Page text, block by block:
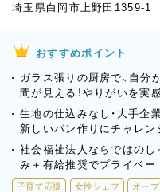
埼玉県白岡市上野田1359-1
おすすめポイント
ガラス張りの厨房で、自分
間が見える！やりがいを実
生地の仕込みなし・大手企
新しいパン作りにチャレン
社会福祉法人ならではの
み＋有給推奨でプライベー
子育て応援 女性シェフ オー